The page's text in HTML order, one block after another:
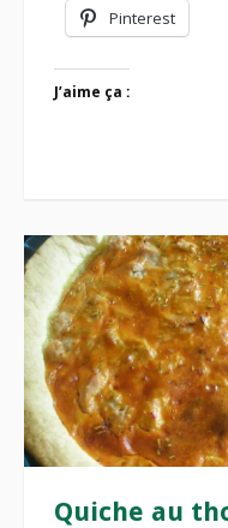
Pinterest
J’aime ça :
Quiche au